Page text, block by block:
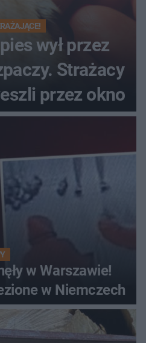
wył przez
Strażacy
przez okno
w Warszawie!
w Niemczech